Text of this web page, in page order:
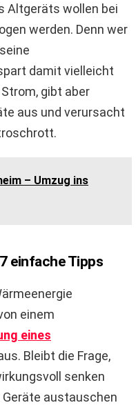
Altgeräts wollen bei
werden. Denn wer
damit vielleicht
gibt aber
aus und verursacht
– Umzug ins
einfache Tipps
einem
eines
Bleibt die Frage,
senken
Geräte austauschen